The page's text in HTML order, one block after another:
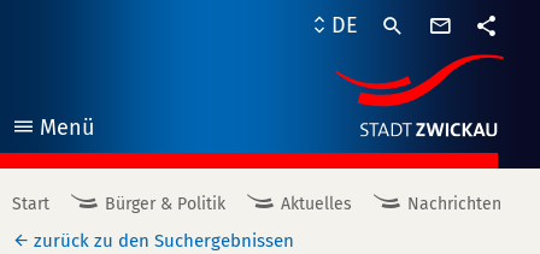
Menü
öffnen
DE
Start Bürger & Politik Aktuelles Nachrichten
zurück zu den Suchergebnissen